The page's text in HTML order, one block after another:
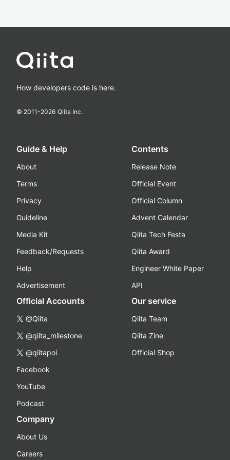
How developers code is here.
© 2011-2026 Qiita Inc.
Guide & Help
About
Terms
Privacy
Guideline
Media Kit
Feedback/Requests
Help
Advertisement
Contents
Release Note
Official Event
Official Column
Advent Calendar
Qiita Tech Festa
Qiita Award
Engineer White Paper
API
Official Accounts
@Qiita
@qiita_milestone
@qiitapoi
Facebook
YouTube
Podcast
Our service
Qiita Team
Qiita Zine
Official Shop
Company
About Us
Careers